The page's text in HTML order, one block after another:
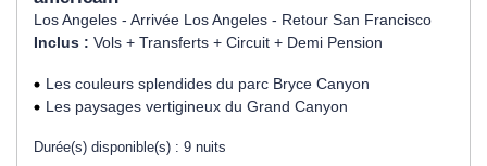
Los Angeles - Arrivée Los Angeles - Retour San Francisco
Inclus : Vols + Transferts + Circuit + Demi Pension
Les couleurs splendides du parc Bryce Canyon
Les paysages vertigineux du Grand Canyon
Durée(s) disponible(s) : 9 nuits